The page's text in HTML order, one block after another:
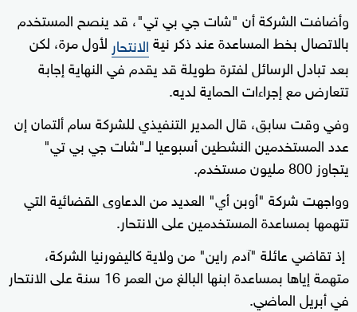
وأضافت الشركة أن "شات جي بي تي"، قد ينصح المستخدم
بالاتصال بخط المساعدة عند ذكر نيةالانتحار لأول مرة، لكن
بعد تبادل الرسائل لفترة طويلة قد يقدم في النهاية إجابة
تتعارض مع إجراءات الحماية لديه.
وفي وقت سابق، قال المدير التنفيذي للشركة سام ألتمان إن
عدد المستخدمين النشطين أسبوعيا لـ"شات جي بي تي"
يتجاوز 800 مليون مستخدم.
وواجهت شركة "أوبن أي" العديد من الدعاوى القضائية التي
تتهمها بمساعدة المستخدمين على الانتحار.
إذ تقاضي عائلة "آدم راين" من ولاية كاليفورنيا الشركة،
متهمة إياها بمساعدة ابنها البالغ من العمر 16 سنة على الانتحار
في أبريل الماضي.